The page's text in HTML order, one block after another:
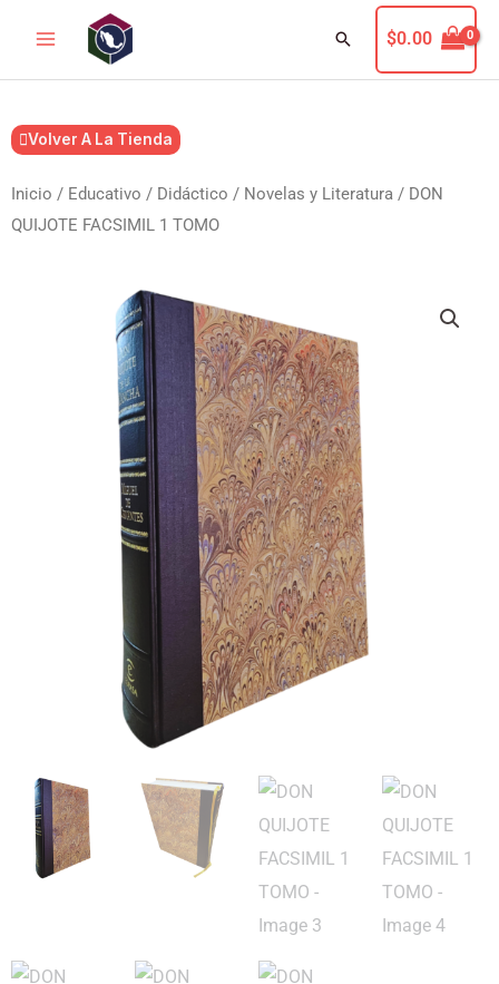
contenido
Buscar$0.00
Volver A La Tienda
Inicio / Educativo / Didáctico / Novelas y Literatura / DON
QUIJOTE FACSIMIL 1 TOMO